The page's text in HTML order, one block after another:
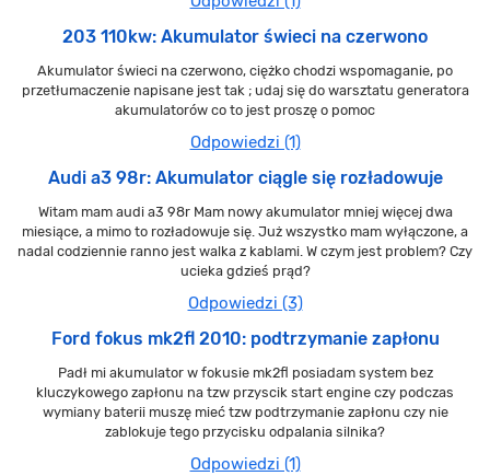
203 110kw: Akumulator świeci na czerwono
Akumulator świeci na czerwono, ciężko chodzi wspomaganie, po
przetłumaczenie napisane jest tak ; udaj się do warsztatu generatora
akumulatorów co to jest proszę o pomoc
Odpowiedzi (1)
Audi a3 98r: Akumulator ciągle się rozładowuje
Witam mam audi a3 98r Mam nowy akumulator mniej więcej dwa
miesiące, a mimo to rozładowuje się. Już wszystko mam wyłączone, a
nadal codziennie ranno jest walka z kablami. W czym jest problem? Czy
ucieka gdzieś prąd?
Odpowiedzi (3)
Ford fokus mk2fl 2010: podtrzymanie zapłonu
Padł mi akumulator w fokusie mk2fl posiadam system bez
kluczykowego zapłonu na tzw przyscik start engine czy podczas
wymiany baterii muszę mieć tzw podtrzymanie zapłonu czy nie
zablokuje tego przycisku odpalania silnika?
Odpowiedzi (1)